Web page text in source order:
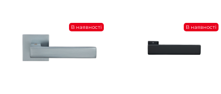
В наявності В наявності